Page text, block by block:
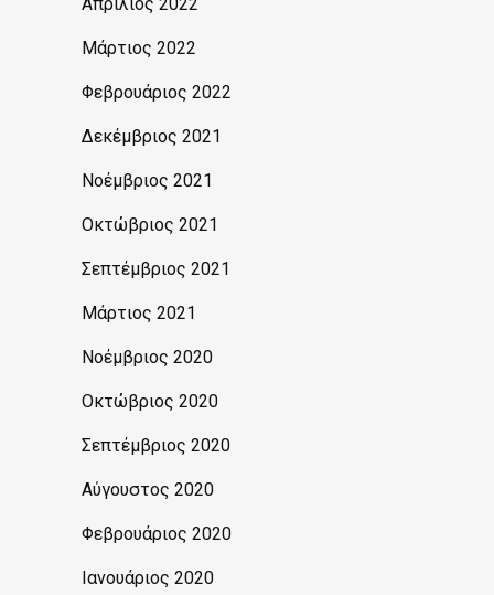
Μάρτιος 2022
Φεβρουάριος 2022
Δεκέμβριος 2021
Νοέμβριος 2021
Οκτώβριος 2021
Σεπτέμβριος 2021
Μάρτιος 2021
Νοέμβριος 2020
Οκτώβριος 2020
Σεπτέμβριος 2020
Αύγουστος 2020
Φεβρουάριος 2020
Ιανουάριος 2020